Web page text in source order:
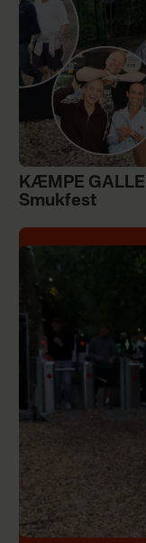
KÆMPE
Smukfest